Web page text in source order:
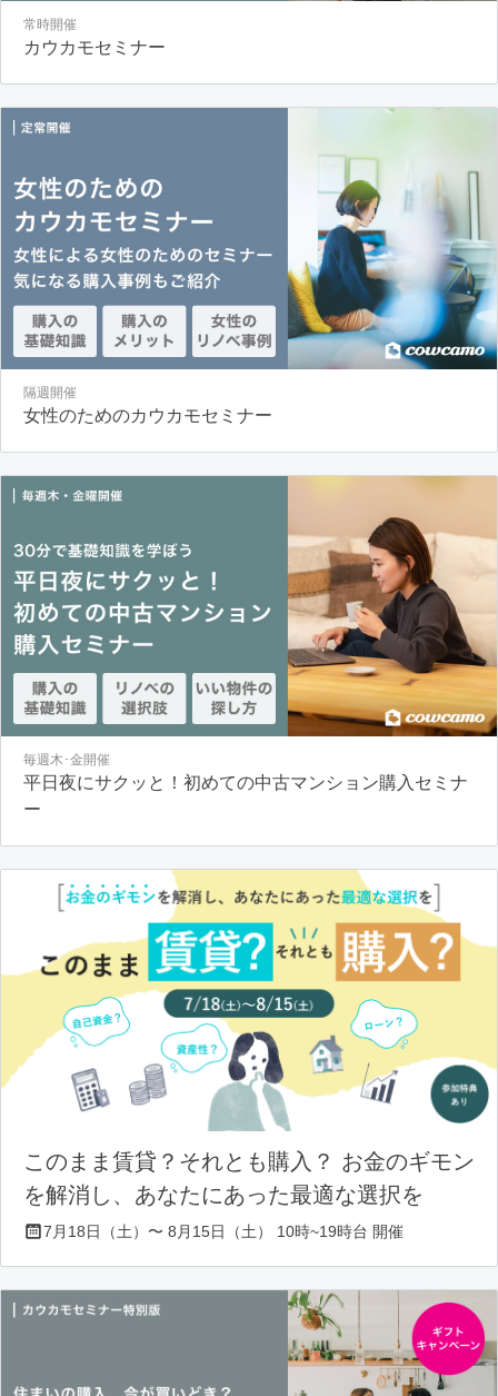
常時開催
カウカモセミナー
隔週開催
女性のためのカウカモセミナー
毎週木･金開催
平日夜にサクッと！初めての中古マンション購入セミナ
ー
このまま賃貸？それとも購入？ お金のギモン
を解消し、あなたにあった最適な選択を
7月18日（土）〜 8月15日（土） 10時~19時台 開催